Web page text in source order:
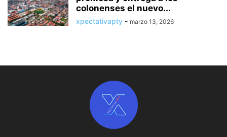
colonenses el nuevo...
xpectativapty - marzo 13, 2026